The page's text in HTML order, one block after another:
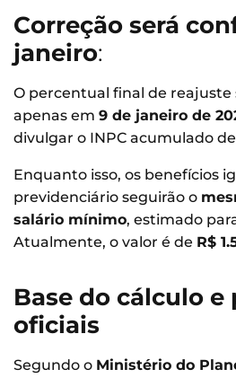
Correção será
janeiro:
O percentual final de
apenas em 9 de janeiro de
divulgar o INPC acumulado de
Enquanto isso, os benefícios
previdenciário seguirão o
salário mínimo, estimado
Atualmente, o valor é de R$
Base do cálculo e
oficiais
Segundo o Ministério do